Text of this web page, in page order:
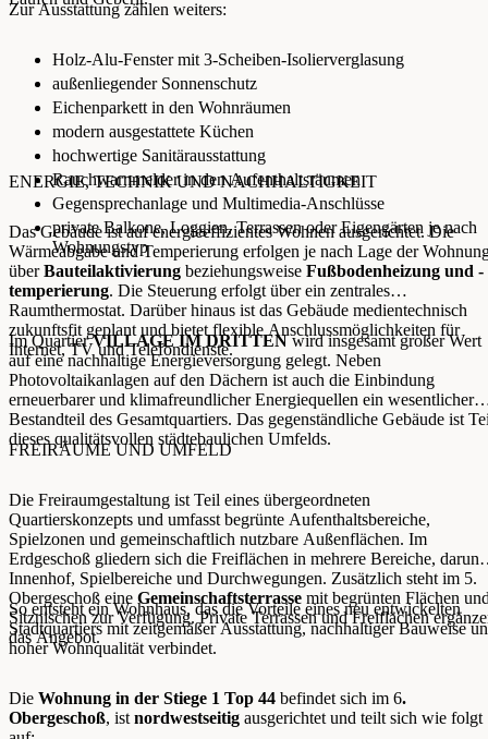
Zur Ausstattung zählen weiters:
Holz-Alu-Fenster mit 3-Scheiben-Isolierverglasung
außenliegender Sonnenschutz
Eichenparkett in den Wohnräumen
modern ausgestattete Küchen
hochwertige Sanitärausstattung
Rauchwarnmelder in den Aufenthaltsräumen
Gegensprechanlage und Multimedia-Anschlüsse
private Balkone, Loggien, Terrassen oder Eigengärten je nach
Wohnungstyp
ENERGIE, TECHNIK UND NACHHALTIGKEIT
Das Gebäude ist auf energieeffizientes Wohnen ausgerichtet. Die
Wärmeabgabe und Temperierung erfolgen je nach Lage der
überBauteilaktivierung beziehungsweise Fußbodenheizung und -
temperierung. Die Steuerung erfolgt über ein zentrales
Raumthermostat. Darüber hinaus ist das Gebäude medientechnisch
zukunftsfit geplant und bietet flexible Anschlussmöglichkeiten für
Internet, TV und Telefondienste.
Im QuartierVILLAGE IM DRITTENwird insgesamt großer Wert
auf eine nachhaltige Energieversorgung gelegt. Neben
Photovoltaikanlagen auf den Dächern ist auch die Einbindung
erneuerbarer und klimafreundlicher Energiequellen ein wesentlicher
Bestandteil des Gesamtquartiers. Das gegenständliche Gebäude ist
dieses qualitätsvollen städtebaulichen Umfelds.
FREIRÄUME UND UMFELD
Die Freiraumgestaltung ist Teil eines übergeordneten
Quartierskonzepts und umfasst begrünte Aufenthaltsbereiche,
Spielzonen und gemeinschaftlich nutzbare Außenflächen. Im
Erdgeschoß gliedern sich die Freiflächen in mehrere Bereiche,
Innenhof, Spielbereiche und Durchwegungen. Zusätzlich steht im 5.
Obergeschoß eine Gemeinschaftsterrasse mit begrünten Flächen
Sitznischen zur Verfügung. Private Terrassen und Freiflächen
das Angebot.
So entsteht ein Wohnhaus, das die Vorteile eines neu entwickelten
Stadtquartiers mit zeitgemäßer Ausstattung, nachhaltiger Bauweise
hoher Wohnqualität verbindet.
Die Wohnung in der Stiege 1 Top 44 befindet sich im 6.
Obergeschoß, ist nordwestseitig ausgerichtet und teilt sich wie folgt